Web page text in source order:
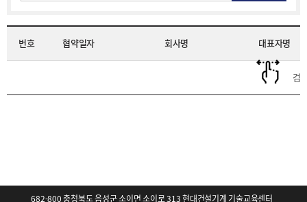
번호 협약일자 회사명 대표자명
검
682-800 충청북도 음성군 소이면 소이로 313 현대건설기계 기술교육센터